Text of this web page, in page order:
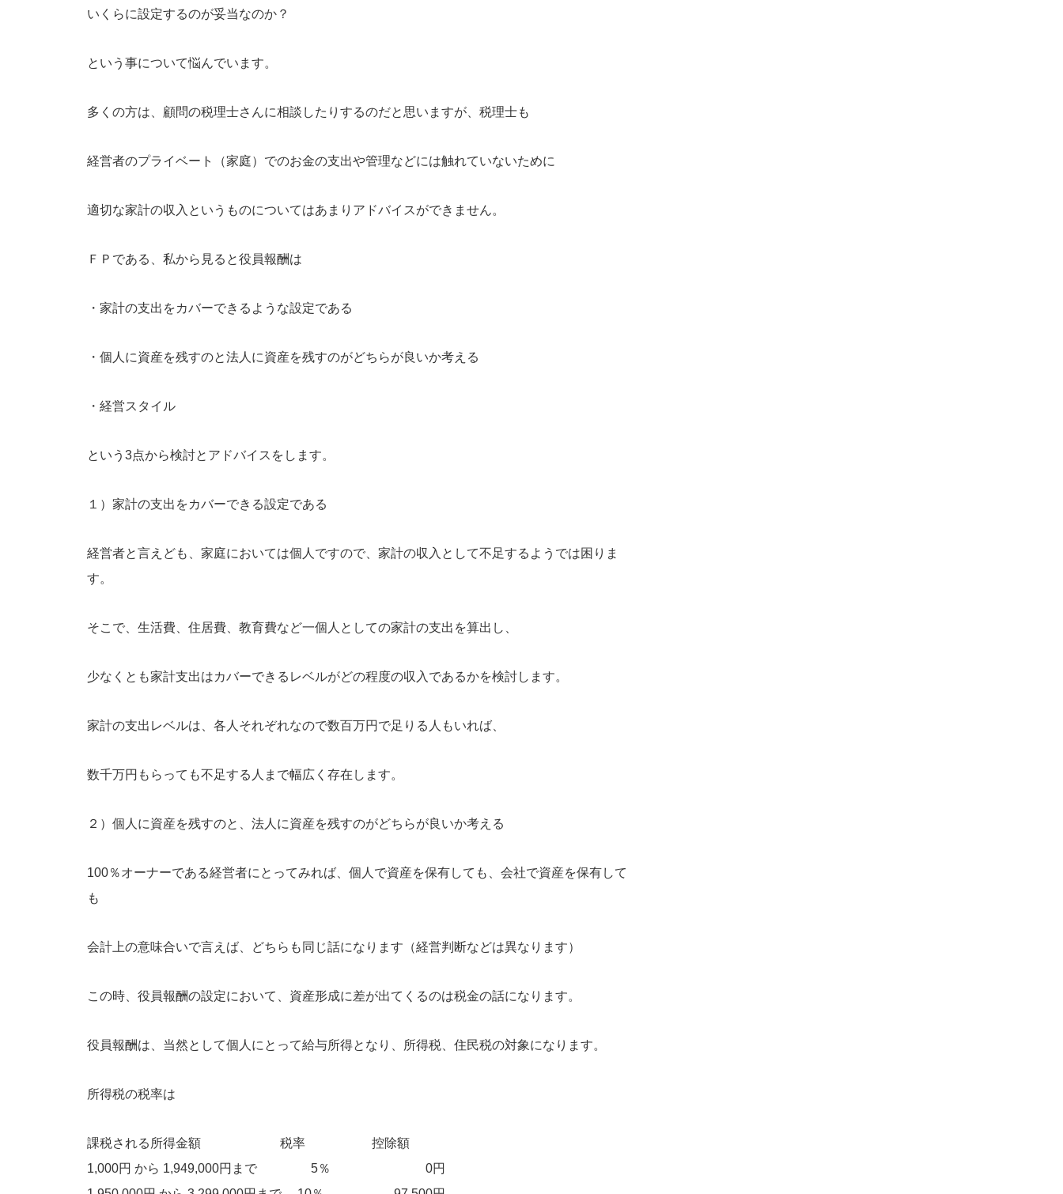
いくらに設定するのが妥当なのか？
という事について悩んでいます。
多くの方は、顧問の税理士さんに相談したりするのだと思いますが、税理士も
経営者のプライベート（家庭）でのお金の支出や管理などには触れていないために
適切な家計の収入というものについてはあまりアドバイスができません。
ＦＰである、私から見ると役員報酬は
・家計の支出をカバーできるような設定である
・個人に資産を残すのと法人に資産を残すのがどちらが良いか考える
・経営スタイル
という3点から検討とアドバイスをします。
１）家計の支出をカバーできる設定である
経営者と言えども、家庭においては個人ですので、家計の収入として不足するようでは困りま
す。
そこで、生活費、住居費、教育費など一個人としての家計の支出を算出し、
少なくとも家計支出はカバーできるレベルがどの程度の収入であるかを検討します。
家計の支出レベルは、各人それぞれなので数百万円で足りる人もいれば、
数千万円もらっても不足する人まで幅広く存在します。
２）個人に資産を残すのと、法人に資産を残すのがどちらが良いか考える
100％オーナーである経営者にとってみれば、個人で資産を保有しても、会社で資産を保有して
も
会計上の意味合いで言えば、どちらも同じ話になります（経営判断などは異なります）
この時、役員報酬の設定において、資産形成に差が出てくるのは税金の話になります。
役員報酬は、当然として個人にとって給与所得となり、所得税、住民税の対象になります。
所得税の税率は
課税される所得金額 税率 控除額
1,000円 から 1,949,000円まで 5％ 0円